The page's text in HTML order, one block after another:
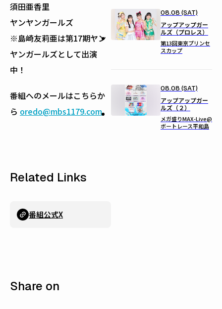
須田亜香里
ヤンヤンガールズ
※島崎友莉亜は第17期ヤン
ヤンガールズとして出演
中！
番組へのメールはこちらか
ら oredo@mbs1179.com
Related Links
番組公式X
Share on
08.08 (SAT)
アップアップガー
ルズ（プロレス）
第13回東京プリンセ
スカップ
08.08 (SAT)
アップアップガー
ルズ（２）
メガ盛りMAX-Live@
ボートレース平和島